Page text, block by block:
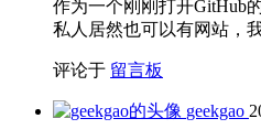
作为一个刚刚打开GitHub
私人居然也可以有网站，
评论于 留言板
geekgao